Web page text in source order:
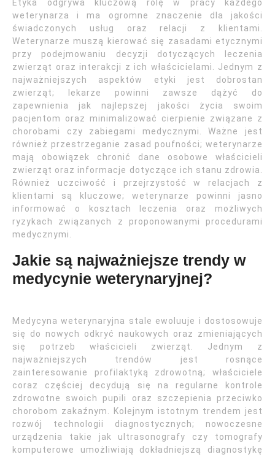
Etyka odgrywa kluczową rolę w pracy każdego
weterynarza i ma ogromne znaczenie dla jakości
świadczonych usług oraz relacji z klientami.
Weterynarze muszą kierować się zasadami etycznymi
przy podejmowaniu decyzji dotyczących leczenia
zwierząt oraz interakcji z ich właścicielami. Jednym z
najważniejszych aspektów etyki jest dobrostan
zwierząt; lekarze powinni zawsze dążyć do
zapewnienia jak najlepszej jakości życia swoim
pacjentom oraz minimalizować cierpienie związane z
chorobami czy zabiegami medycznymi. Ważne jest
również przestrzeganie zasad poufności; weterynarze
mają obowiązek chronić dane osobowe właścicieli
zwierząt oraz informacje dotyczące ich stanu zdrowia.
Również uczciwość i przejrzystość w relacjach z
klientami są kluczowe; weterynarze powinni jasno
informować o kosztach leczenia oraz możliwych
ryzykach związanych z proponowanymi procedurami
medycznymi.
Jakie są najważniejsze trendy w
medycynie weterynaryjnej?
Medycyna weterynaryjna stale ewoluuje i dostosowuje
się do nowych odkryć naukowych oraz zmieniających
się potrzeb właścicieli zwierząt. Jednym z
najważniejszych trendów jest rosnące
zainteresowanie profilaktyką zdrowotną; właściciele
coraz częściej decydują się na regularne kontrole
zdrowotne swoich pupili oraz szczepienia przeciwko
chorobom zakaźnym. Kolejnym istotnym trendem jest
rozwój technologii diagnostycznych; nowoczesne
urządzenia takie jak ultrasonografy czy tomografy
komputerowe umożliwiają dokładniejszą diagnostykę